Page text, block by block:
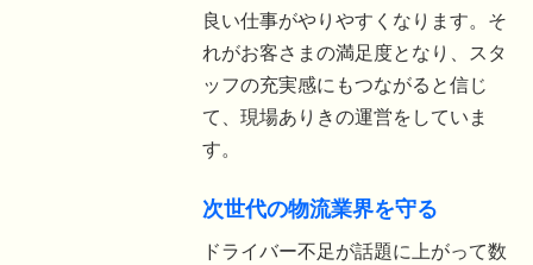
良い仕事がやりやすくなります。そ
れがお客さまの満足度となり、スタ
ッフの充実感にもつながると信じ
て、現場ありきの運営をしていま
す。
次世代の物流業界を守る
ドライバー不足が話題に上がって数